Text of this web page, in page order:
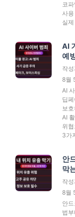
코
사
실
AI
예
작
8월
AI
딥
보
AI
위
3가
안
막
작
8월
안
법